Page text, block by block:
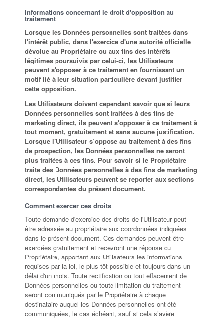
Informations concernant le droit d'opposition au
traitement
Lorsque les Données personnelles sont traitées dans
l'intérêt public, dans l'exercice d'une autorité officielle
dévolue au Propriétaire ou aux fins des intérêts
légitimes poursuivis par celui-ci, les Utilisateurs
peuvent s'opposer à ce traitement en fournissant un
motif lié à leur situation particulière devant justifier
cette opposition.
Les Utilisateurs doivent cependant savoir que si leurs
Données personnelles sont traitées à des fins de
marketing direct, ils peuvent s'opposer à ce traitement à
tout moment, gratuitement et sans aucune justification.
Lorsque l’Utilisateur s’oppose au traitement à des fins
de prospection, les Données personnelles ne seront
plus traitées à ces fins. Pour savoir si le Propriétaire
traite des Données personnelles à des fins de marketing
direct, les Utilisateurs peuvent se reporter aux sections
correspondantes du présent document.
Comment exercer ces droits
Toute demande d'exercice des droits de l'Utilisateur peut
être adressée au propriétaire aux coordonnées indiquées
dans le présent document. Ces demandes peuvent être
exercées gratuitement et recevront une réponse du
Propriétaire, apportant aux Utilisateurs les informations
requises par la loi, le plus tôt possible et toujours dans un
délai d'un mois. Toute rectification ou tout effacement de
Données personnelles ou toute limitation du traitement
seront communiqués par le Propriétaire à chaque
destinataire auquel les Données personnelles ont été
communiquées, le cas échéant, sauf si cela s’avère